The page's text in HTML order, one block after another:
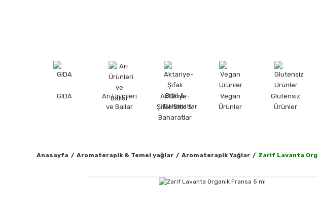
GIDA
Arı Ürünleri
ve Ballar
Aktariye-
Şifalı Bitki &
Baharatlar
Vegan
Ürünler
Glutensiz
Ürünler
Anasayfa Aromaterapik & Temel yağlar Aromaterapik Yağlar Zarif Lavanta